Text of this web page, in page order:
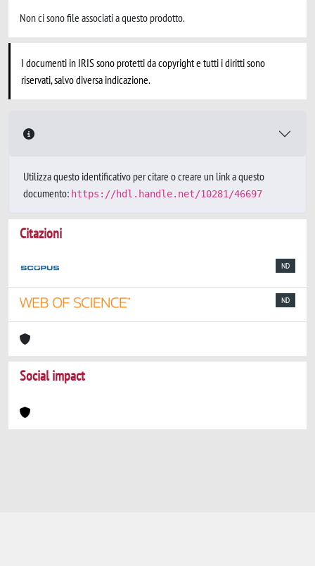
Non ci sono file associati a questo prodotto.
I documenti in IRIS sono protetti da copyright e tutti i diritti sono
riservati, salvo diversa indicazione.
Utilizza questo identificativo per citare o creare un link a questo
documento: https://hdl.handle.net/10281/46697
Citazioni
ND
ND
Social impact